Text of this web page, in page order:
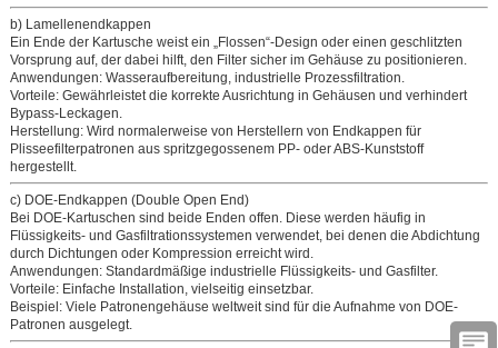
b) Lamellenendkappen
Ein Ende der Kartusche weist ein „Flossen“-Design oder einen geschlitzten
Vorsprung auf, der dabei hilft, den Filter sicher im Gehäuse zu positionieren.
Anwendungen:Wasseraufbereitung, industrielle Prozessfiltration.
Vorteile:Gewährleistet die korrekte Ausrichtung in Gehäusen und verhindert
Bypass-Leckagen.
Herstellung:Wird normalerweise von Herstellern von Endkappen für
Plisseefilterpatronen aus spritzgegossenem PP- oder ABS-Kunststoff
hergestellt.
c) DOE-Endkappen (Double Open End)
Bei DOE-Kartuschen sind beide Enden offen. Diese werden häufig in
Flüssigkeits- und Gasfiltrationssystemen verwendet, bei denen die Abdichtung
durch Dichtungen oder Kompression erreicht wird.
Anwendungen:Standardmäßige industrielle Flüssigkeits- und Gasfilter.
Vorteile:Einfache Installation, vielseitig einsetzbar.
Beispiel:Viele Patronengehäuse weltweit sind für die Aufnahme von DOE-
Patronen ausgelegt.